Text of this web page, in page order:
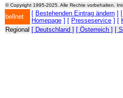
© Copyright 1995-2025. Alle Rechte vorbehalten.
bellnet [ Bestehenden Eintrag ändern ] [
Homepage ] [ Presseservice ] [
Regional [ Deutschland ] [ Österreich ] [